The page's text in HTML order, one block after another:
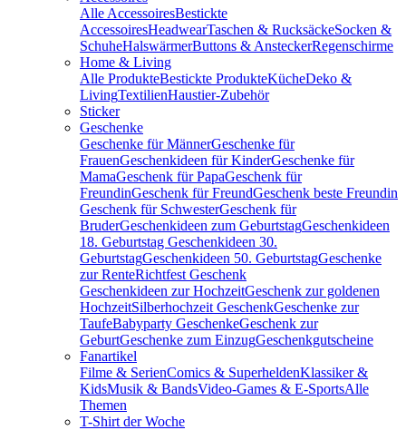
Alle AccessoiresBestickte
AccessoiresHeadwearTaschen & RucksäckeSocken &
SchuheHalswärmerButtons & AnsteckerRegenschirme
Home & Living
Alle ProdukteBestickte ProdukteKücheDeko &
LivingTextilienHaustier-Zubehör
Sticker
Geschenke
Geschenke für MännerGeschenke für
FrauenGeschenkideen für KinderGeschenke für
MamaGeschenk für PapaGeschenk für
FreundinGeschenk für FreundGeschenk beste Freundin
Geschenk für SchwesterGeschenk für
BruderGeschenkideen zum GeburtstagGeschenkideen
18. Geburtstag Geschenkideen 30.
GeburtstagGeschenkideen 50. GeburtstagGeschenke
zur RenteRichtfest Geschenk
Geschenkideen zur HochzeitGeschenk zur goldenen
HochzeitSilberhochzeit GeschenkGeschenke zur
TaufeBabyparty GeschenkeGeschenk zur
GeburtGeschenke zum EinzugGeschenkgutscheine
Fanartikel
Filme & SerienComics & SuperheldenKlassiker &
KidsMusik & BandsVideo-Games & E-SportsAlle
Themen
T-Shirt der Woche